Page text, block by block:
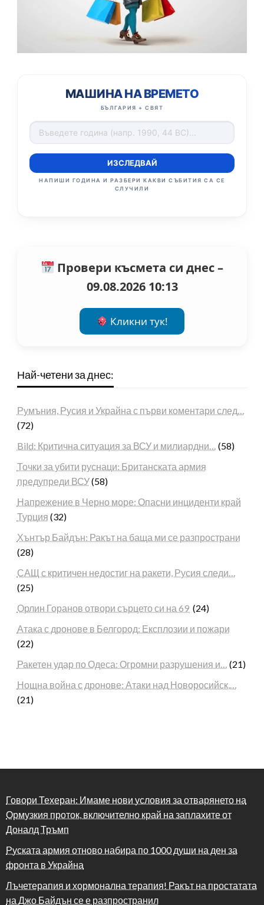
МАШИНА НА ВРЕМЕТО
БЪЛГАРИЯ + СВЯТ
ИЗСЛЕДВАЙ
НАПИШИ ГОДИНА И РАЗБЕРИ КАКВИ СЪБИТИЯ СА СЕ
СЛУЧИЛИ
Провери късмета си днес –
09.08.2026 10:13
Кликни тук!
Най-четени за днес:
Румъния, Русия и Украйна с първи коментари след…
(72)
Bild: Критична ситуация за ВСУ и милиардни… (58)
Точки за убити руснаци: Британската армия
предупреди ВСУ(58)
Напрежение в Черно море: Опасни инциденти край
Турция (32)
Хънтър Байдън: Ракът на баща ми се разпространи
(28)
САЩ с критичен недостиг на ракети, Русия следи…
(25)
Орлин Горанов отвори сърцето си на 69 (24)
Атака с дронове в Белгород: Експлозии и пожари
(22)
Ракетен удар по Одеса: Огромни разрушения и… (21)
Нощна война с дронове: Атаки над Новоросийск,…
(21)
Говори Техеран: Имаме нови условия за отварянето на
Ормузкия проток, включително край на заплахите от
Доналд Тръмп
Руската армия отново набира по 1000 души на ден за
фронта в Украйна
Лъчетерапия и хормонална терапия! Ракът на простатата
на Джо Байдън се е разпространил